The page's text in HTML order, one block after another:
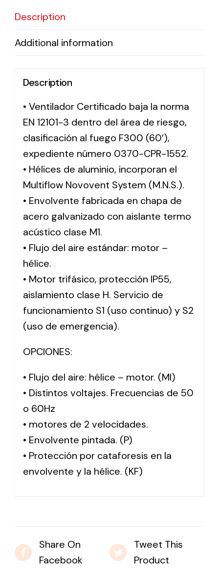
Description
Additional information
Description
• Ventilador Certificado baja la norma
EN 12101-3 dentro del área de riesgo,
clasificación al fuego F300 (60′),
expediente número 0370-CPR-1552.
• Hélices de aluminio, incorporan el
Multiflow Novovent System (M.N.S.).
• Envolvente fabricada en chapa de
acero galvanizado con aislante termo
acústico clase M1.
• Flujo del aire estándar: motor –
hélice.
• Motor trifásico, protección IP55,
aislamiento clase H. Servicio de
funcionamiento S1 (uso continuo) y S2
(uso de emergencia).
OPCIONES:
• Flujo del aire: hélice – motor. (MI)
• Distintos voltajes. Frecuencias de 50
o 60Hz
• motores de 2 velocidades.
• Envolvente pintada. (P)
• Protección por cataforesis en la
envolvente y la hélice. (KF)
Share On
Facebook
Tweet This
Product